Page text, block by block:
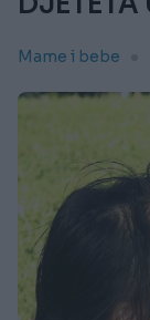
Mame i bebe